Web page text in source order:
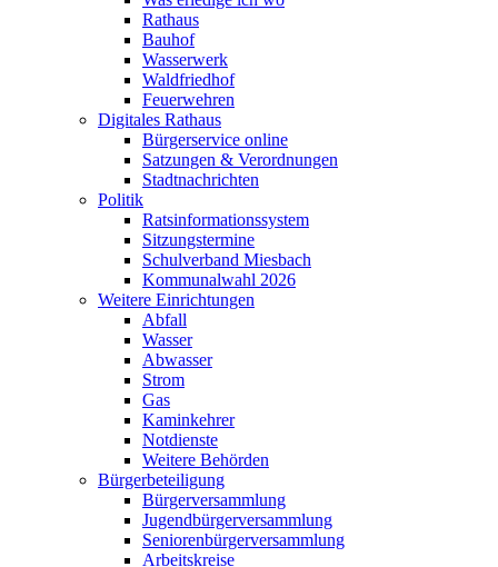
Rathaus
Bauhof
Wasserwerk
Waldfriedhof
Feuerwehren
Digitales Rathaus
Bürgerservice online
Satzungen & Verordnungen
Stadtnachrichten
Politik
Ratsinformationssystem
Sitzungstermine
Schulverband Miesbach
Kommunalwahl 2026
Weitere Einrichtungen
Abfall
Wasser
Abwasser
Strom
Gas
Kaminkehrer
Notdienste
Weitere Behörden
Bürgerbeteiligung
Bürgerversammlung
Jugendbürgerversammlung
Seniorenbürgerversammlung
Arbeitskreise